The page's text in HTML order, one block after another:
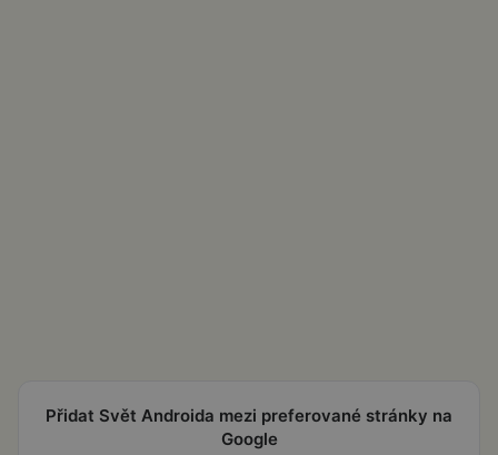
Přidat Svět Androida mezi preferované stránky na
Google